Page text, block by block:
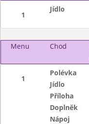
1
Jídlo
Menu Chod
1
Polévka
Jídlo
Příloha
Doplněk
Nápoj